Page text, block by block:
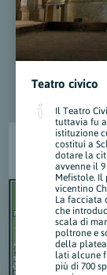
Teatro civico
Il Teatro
tuttavia fu
istituzione
costituì a
dotare la
avvenne il
Mefistole.
vicentino
La facciata
che
scala di
poltrone e
della
lati alcune
più di 700